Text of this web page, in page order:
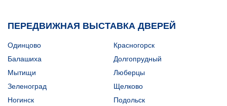
ПЕРЕДВИЖНАЯ ВЫСТАВКА ДВЕРЕЙ
Одинцово
Красногорск
Балашиха
Долгопрудный
Мытищи
Люберцы
Зеленоград
Щелково
Ногинск
Подольск